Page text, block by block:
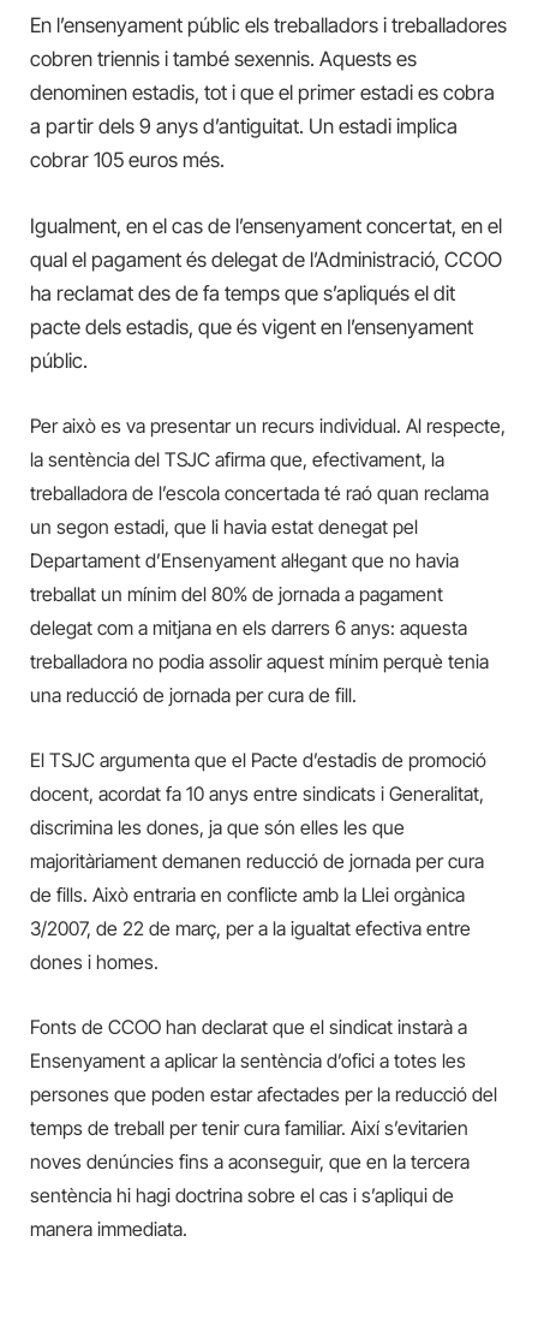
En l’ensenyament públic els treballadors i treballadores
cobren triennis i també sexennis. Aquests es
denominen estadis, tot i que el primer estadi es cobra
a partir dels 9 anys d’antiguitat. Un estadi implica
cobrar 105 euros més.
Igualment, en el cas de l’ensenyament concertat, en el
qual el pagament és delegat de l’Administració, CCOO
ha reclamat des de fa temps que s’apliqués el dit
pacte dels estadis, que és vigent en l’ensenyament
públic.
Per això es va presentar un recurs individual. Al respecte,
la sentència del TSJC afirma que, efectivament, la
treballadora de l’escola concertada té raó quan reclama
un segon estadi, que li havia estat denegat pel
Departament d’Ensenyament al·legant que no havia
treballat un mínim del 80% de jornada a pagament
delegat com a mitjana en els darrers 6 anys: aquesta
treballadora no podia assolir aquest mínim perquè tenia
una reducció de jornada per cura de fill.
El TSJC argumenta que el Pacte d’estadis de promoció
docent, acordat fa 10 anys entre sindicats i Generalitat,
discrimina les dones, ja que són elles les que
majoritàriament demanen reducció de jornada per cura
de fills. Això entraria en conflicte amb la Llei orgànica
3/2007, de 22 de març, per a la igualtat efectiva entre
dones i homes.
Fonts de CCOO han declarat que el sindicat instarà a
Ensenyament a aplicar la sentència d’ofici a totes les
persones que poden estar afectades per la reducció del
temps de treball per tenir cura familiar. Així s’evitarien
noves denúncies fins a aconseguir, que en la tercera
sentència hi hagi doctrina sobre el cas i s’apliqui de
manera immediata.